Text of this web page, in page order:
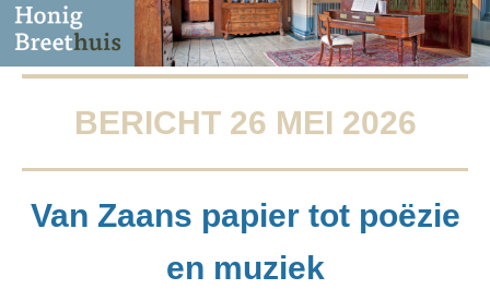
BERICHT 26 MEI 2026
Van Zaans papier tot poëzie
en muziek